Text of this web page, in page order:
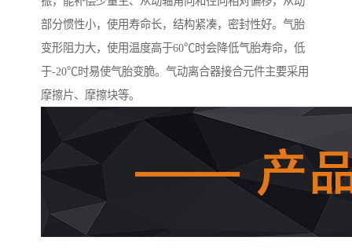
部分惯性小，使用寿命长，结构紧凑，密封性好。气胎
变形阻力大，使用温度高于60℃时会降低气胎寿命，低
于-20℃时易使气胎变脆。气动离合器接合元件主要采用
摩擦片、摩擦块等。